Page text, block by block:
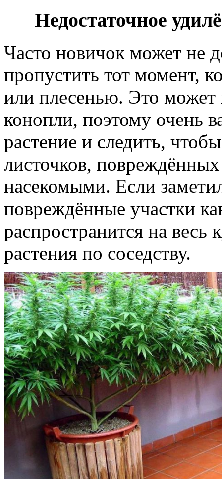
Недостаточное
Часто новичок может не
пропустить тот момент,
или плесенью. Это может
конопли, поэтому очень
растение и следить,
листочков,
насекомыми. Если
повреждённые участки
распространится на весь
растения по соседству.